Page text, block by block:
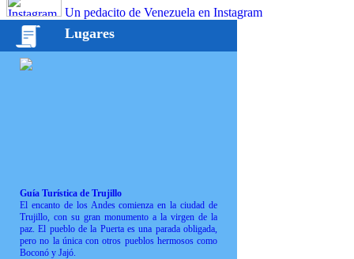
Un pedacito de Venezuela en Instagram
Lugares
Guía Turística de Trujillo
El encanto de los Andes comienza en la ciudad de
Trujillo, con su gran monumento a la virgen de la
paz. El pueblo de la Puerta es una parada obligada,
pero no la única con otros pueblos hermosos como
Boconó y Jajó.